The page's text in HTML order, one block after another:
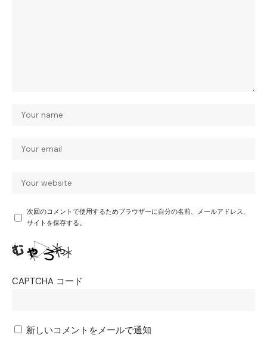
次回のコメントで使用するためブラウザーに自分の名前、メールアドレス、
サイトを保存する。
CAPTCHA コード
新しいコメントをメールで通知